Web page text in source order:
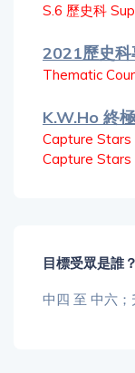
S.6 歷史科
2021歷史科
Thematic
K.W.Ho 終
Capture Stars
Capture Stars
目標受眾是誰？
中四 至 中六